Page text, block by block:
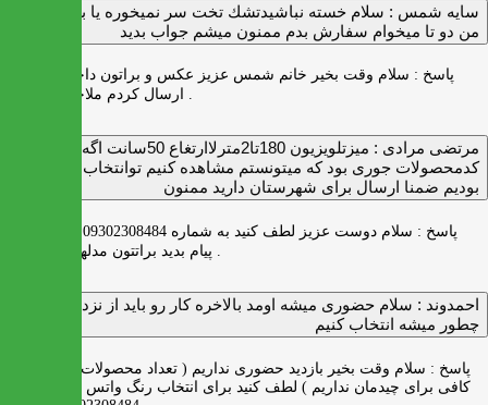
سايه شمس : سلام خسته نباشيدتشك تخت سر نميخوره يا برنميگرده
من دو تا ميخوام سفارش بدم ممنون ميشم جواب بديد
پاسخ : سلام وقت بخیر خانم شمس عزیز عکس و براتون داخل واتس اپ
ارسال کردم ملاحظه بفرمایید .
مرتضی مرادی :
میزتلویزیون 180تا2مترلاارتغاع 50سانت اگه
کدمحصولات جوری بود که میتونستم مشاهده کنیم توانتخاب راحت‌تر
بودیم ضمنا ارسال برای شهرستان دارید ممنون
پاسخ :
احمدوند : سلام حضوری میشه اومد بالاخره کار رو باید از نزدیک دید
چطور میشه انتخاب کنیم
پاسخ : سلام وقت بخیر بازدید حضوری نداریم ( تعداد محصولات زیاد و فضای
کافی برای چیدمان نداریم ) لطف کنید برای انتخاب رنگ واتس اپ به شماره